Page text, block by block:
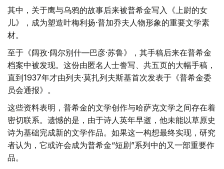
其中，关于鹰与乌鸦的故事后来被普希金写入《上尉的女
儿》，成为塑造叶梅利扬·普加乔夫人物形象的重要文学素
材。
至于《阔孜·阔尔别什—巴彦·苏鲁》，其手稿后来在普希金
档案中被发现。这份由匿名人士誊写、共五页的大幅手稿，
直到1937年才由列夫·莫扎列夫斯基首次发表于《普希金委
员会通报》。
这些资料表明，普希金的文学创作与哈萨克文学之间存在着
密切联系。遗憾的是，由于诗人英年早逝，他未能以草原史
诗为基础完成新的文学作品。如果这一构想最终实现，研究
者认为，它或许会成为普希金“短剧”系列中的又一部重要作
品。